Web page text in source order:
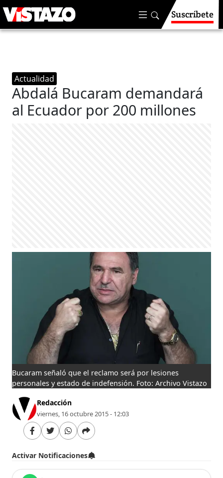
Suscríbete
Actualidad
Abdalá Bucaram demandará
al Ecuador por 200 millones
Bucaram señaló que el reclamo será por lesiones
personales y estado de indefensión. Foto: Archivo Vistazo
Redacción
viernes, 16 octubre 2015 - 12:03
Activar Notificaciones